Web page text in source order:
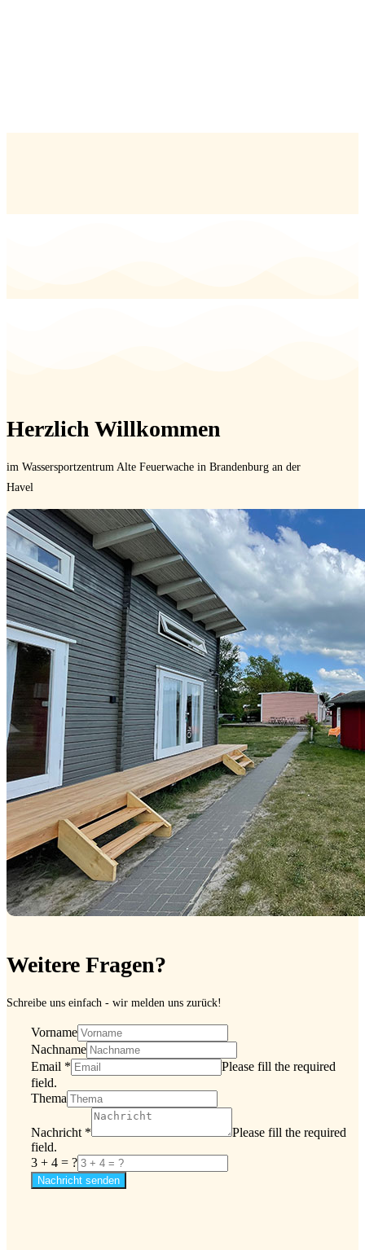
Herzlich Willkommen
im Wassersportzentrum Alte Feuerwache in Brandenburg an der
Havel
Weitere Fragen?
Schreibe uns einfach - wir melden uns zurück!
Vorname
Nachname
Email *
Please fill the required
field.
Thema
Nachricht *
Please fill the required
field.
3 + 4 = ?
Nachricht senden